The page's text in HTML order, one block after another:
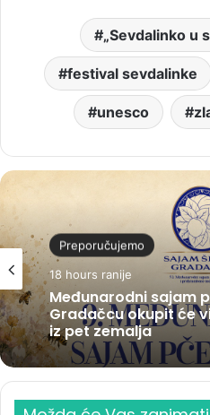
„Sevdalinko u
festival sevdalinke
unesco
Preporučujemo
18 hours ranije
Međunarodni sajam
Gradačcu okupit će
iz pet zemalja